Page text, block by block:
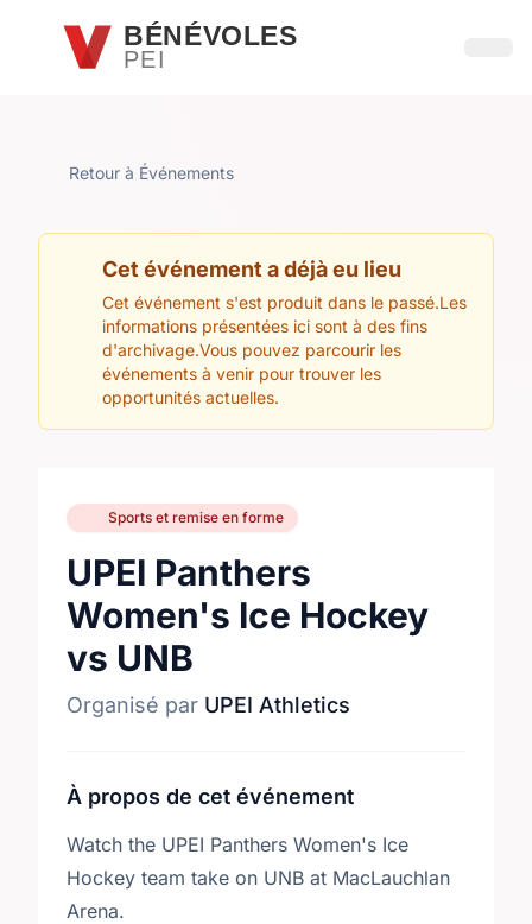
Passer au contenu principal
BÉNÉVOLES
PEI
Retour à Événements
Cet événement a déjà eu lieu
Cet événement s'est produit dans le passé.Les
informations présentées ici sont à des fins
d'archivage.Vous pouvez parcourir les
événements à venir pour trouver les
opportunités actuelles.
Sports et remise en forme
UPEI Panthers
Women's Ice Hockey
vs UNB
Organisé par UPEI Athletics
À propos de cet événement
Watch the UPEI Panthers Women's Ice
Hockey team take on UNB at MacLauchlan
Arena.